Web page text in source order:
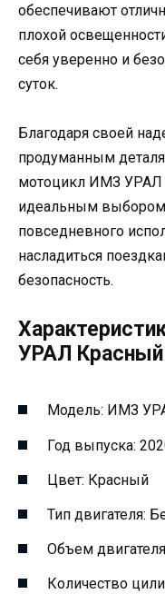
обеспечивают
плохой
себя уверенно и
суток.
Благодаря своей
продуманным
мотоцикл ИМЗ УРАЛ
идеальным выбором
повседневного
насладиться
безопасность.
УРАЛ Красный
Модель: ИМЗ
Год выпуска:
Цвет: Красный
Тип двигателя:
Объем
Количество